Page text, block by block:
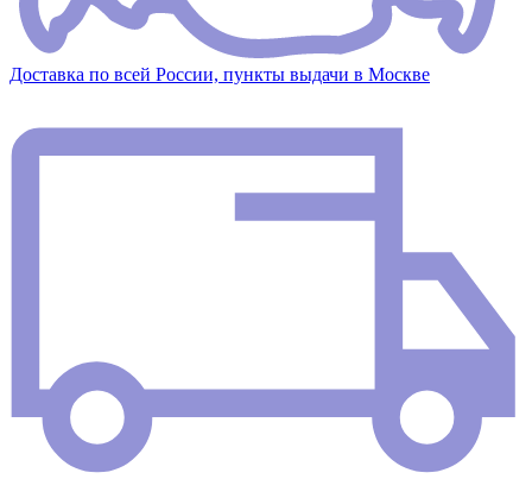
Доставка по всей России, пункты выдачи в Москве